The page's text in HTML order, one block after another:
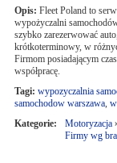
Opis: Fleet Poland to
wypożyczalni
szybko zarezerwować
krótkoterminowy, w
Firmom posiadającym
współpracę.
Tagi: wypozyczalnia
samochodow warszawa,
Kategorie:
Motoryzacja
Firmy wg